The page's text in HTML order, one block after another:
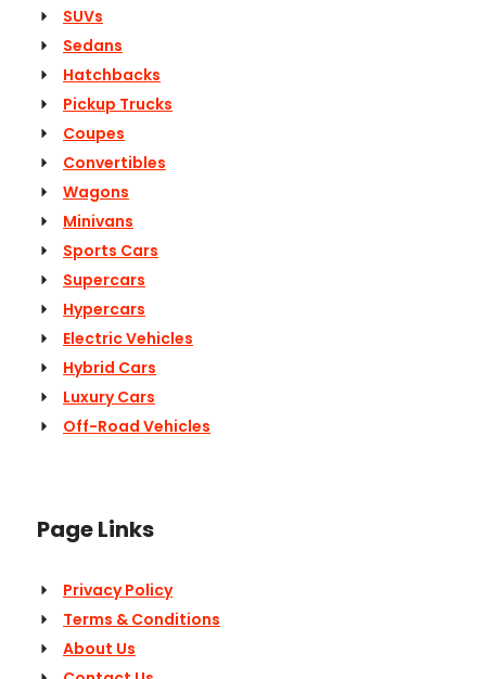
SUVs
Sedans
Hatchbacks
Pickup Trucks
Coupes
Convertibles
Wagons
Minivans
Sports Cars
Supercars
Hypercars
Electric Vehicles
Hybrid Cars
Luxury Cars
Off-Road Vehicles
Page Links
Privacy Policy
Terms & Conditions
About Us